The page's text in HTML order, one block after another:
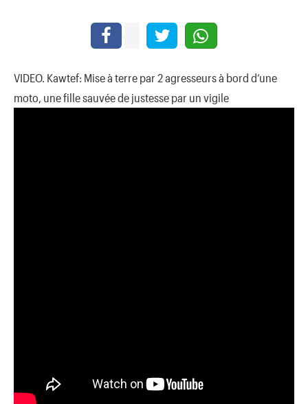
VIDEO. Kawtef: Mise à terre par 2 agresseurs à bord d’une
moto, une fille sauvée de justesse par un vigile